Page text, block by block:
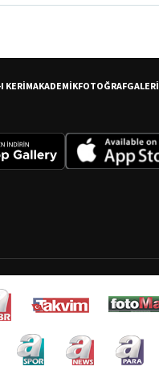
KERİMAKADEMİKFOTOĞRAFGALERİ